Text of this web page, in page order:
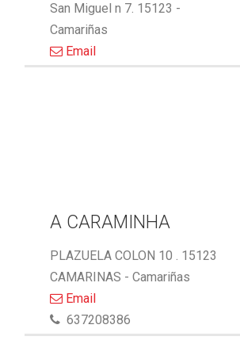
San Miguel n 7. 15123 -
Camariñas
Email
A CARAMINHA
PLAZUELA COLON 10 . 15123
CAMARINAS - Camariñas
Email
637208386